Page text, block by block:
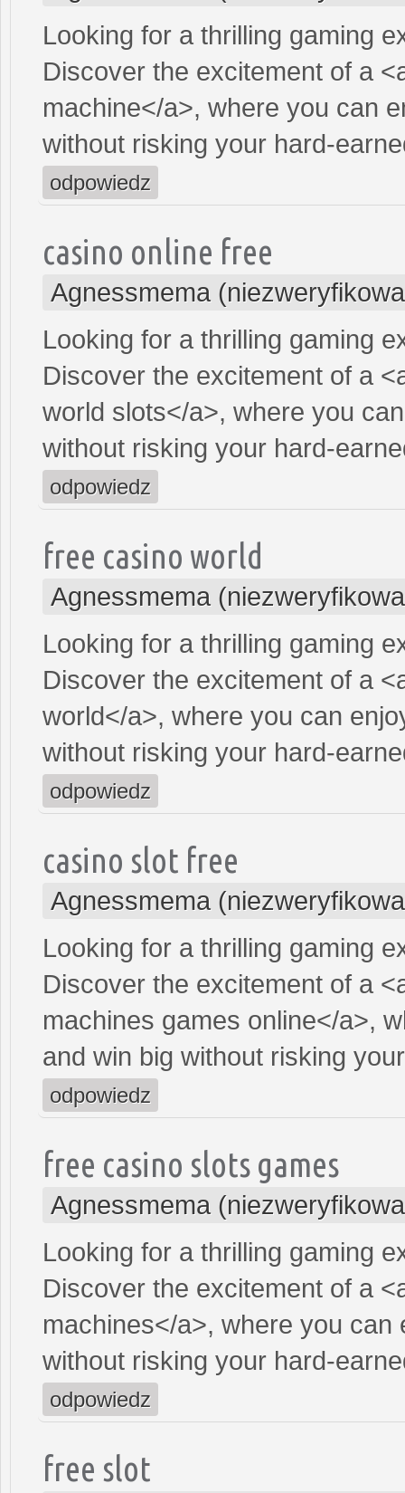
Looking for a thrilling gaming
Discover the excitement of a
machine</a>, where you can
without risking your hard-
odpowiedz
casino online free
Agnessmema
Looking for a thrilling gaming
Discover the excitement of a
world slots</a>, where you
without risking your hard-
odpowiedz
free casino world
Agnessmema
Looking for a thrilling gaming
Discover the excitement of a
world</a>, where you can
without risking your hard-
odpowiedz
casino slot free
Agnessmema
Looking for a thrilling gaming
Discover the excitement of a
machines games online</a>,
and win big without risking
odpowiedz
free casino slots games
Agnessmema
Looking for a thrilling gaming
Discover the excitement of a
machines</a>, where you
without risking your hard-
odpowiedz
free slot